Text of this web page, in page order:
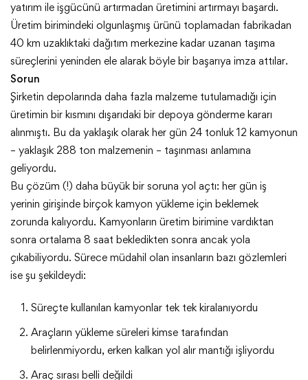
yatırım ile işgücünü artırmadan üretimini artırmayı başardı.
Üretim birimindeki olgunlaşmış ürünü toplamadan fabrikadan
40 km uzaklıktaki dağıtım merkezine kadar uzanan taşıma
süreçlerini yeninden ele alarak böyle bir başarıya imza attılar.
Sorun
Şirketin depolarında daha fazla malzeme tutulamadığı için
üretimin bir kısmını dışarıdaki bir depoya gönderme kararı
alınmıştı. Bu da yaklaşık olarak her gün 24 tonluk 12 kamyonun
– yaklaşık 288 ton malzemenin – taşınması anlamına
geliyordu.
Bu çözüm (!) daha büyük bir soruna yol açtı: her gün iş
yerinin girişinde birçok kamyon yükleme için beklemek
zorunda kalıyordu. Kamyonların üretim birimine vardıktan
sonra ortalama 8 saat bekledikten sonra ancak yola
çıkabiliyordu. Sürece müdahil olan insanların bazı gözlemleri
ise şu şekildeydi:
Süreçte kullanılan kamyonlar tek tek kiralanıyordu
Araçların yükleme süreleri kimse tarafından
belirlenmiyordu, erken kalkan yol alır mantığı işliyordu
Araç sırası belli değildi